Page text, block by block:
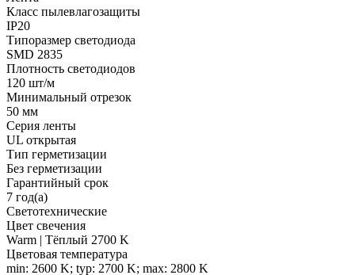
Класс пылевлагозащиты
IP20
Типоразмер светодиода
SMD 2835
Плотность светодиодов
120 шт/м
Минимальный отрезок
50 мм
Серия ленты
UL открытая
Тип герметизации
Без герметизации
Гарантийный срок
7 год(а)
Светотехнические
Цвет свечения
Warm | Тёплый 2700 K
Цветовая температура
min: 2600 K; typ: 2700 K; max: 2800 K